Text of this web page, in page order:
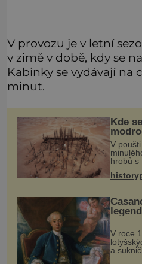
V provozu je v letní
v zimě v době, kdy se
Kabinky se vydávají na
minut.
Kde
V
hrobů s
četnými
V roce
a
Jeho